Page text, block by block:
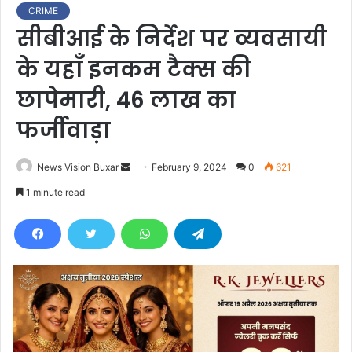
CRIME
सीबीआई के निर्देश पर व्यवसायी
के यहाँ इनकम टैक्स की
छापेमारी, 46 लाख का
फर्जीवाड़ा
News Vision Buxar
d
e
m
a
i
February 9, 2024 0 621
1 minute read